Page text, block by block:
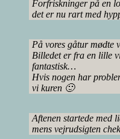
Forfriskninger på en
det er nu rart med
På vores gåtur
Billedet er fra en lille
fantastisk…
Hvis nogen har
vi kuren 🙂
Aftenen startede med
mens vejrudsigten